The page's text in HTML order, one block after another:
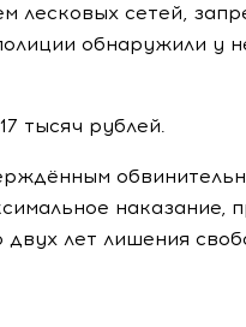
лесковых сетей,
обнаружили у
тысяч рублей.
наказание,
лет лишения